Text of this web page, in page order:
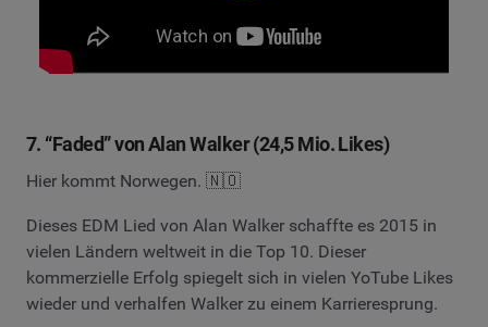
7. “Faded” von Alan Walker (24,5 Mio. Likes)
Hier kommt Norwegen. 🇳🇴
Dieses EDM Lied von Alan Walker schaffte es 2015 in
vielen Ländern weltweit in die Top 10. Dieser
kommerzielle Erfolg spiegelt sich in vielen YoTube Likes
wieder und verhalfen Walker zu einem Karrieresprung.